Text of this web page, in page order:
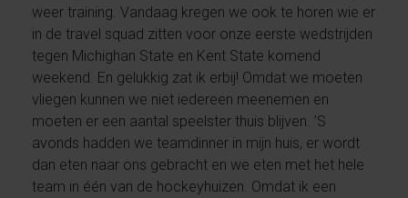
weer training. Vandaag kregen we ook te horen wie er
in de travel squad zitten voor onze eerste wedstrijden
tegen Michighan State en Kent State komend
weekend. En gelukkig zat ik erbij! Omdat we moeten
vliegen kunnen we niet iedereen meenemen en
moeten er een aantal speelster thuis blijven. ’S
avonds hadden we teamdinner in mijn huis, er wordt
dan eten naar ons gebracht en we eten met het hele
team in één van de hockeyhuizen. Omdat ik een